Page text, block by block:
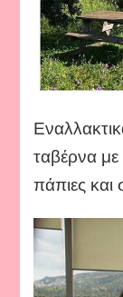
ταβέρνα με
πάπιες και